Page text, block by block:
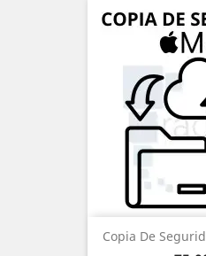
Copia De